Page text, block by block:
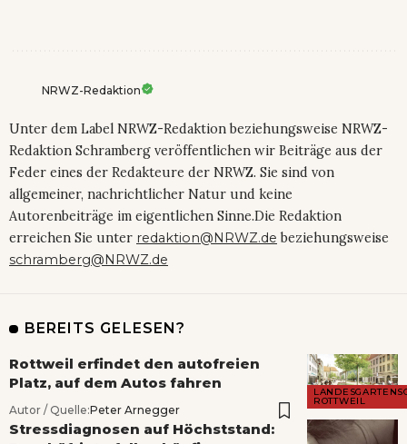
NRWZ-Redaktion
Unter dem Label NRWZ-Redaktion beziehungsweise NRWZ-
Redaktion Schramberg veröffentlichen wir Beiträge aus der
Feder eines der Redakteure der NRWZ. Sie sind von
allgemeiner, nachrichtlicher Natur und keine
Autorenbeiträge im eigentlichen Sinne.Die Redaktion
erreichen Sie unter redaktion@NRWZ.de beziehungsweise
schramberg@NRWZ.de
BEREITS GELESEN?
ROTTWEIL
Rottweil erfindet den autofreien
Platz, auf dem Autos fahren
Autor / Quelle:Peter Arnegger
Stressdiagnosen auf Höchststand: